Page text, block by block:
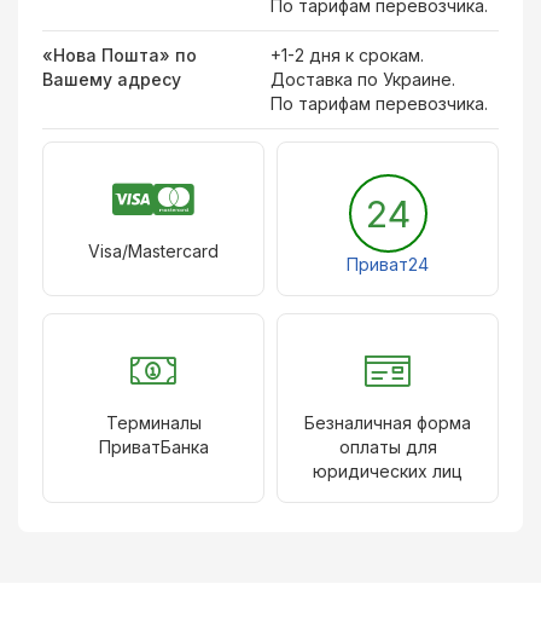
По тарифам перевозчика.
«Нова Пошта» по
Вашему адресу
+1-2 дня к срокам.
Доставка по Украине.
По тарифам перевозчика.
Visa/Mastercard
24
Приват24
Терминалы
ПриватБанка
Безналичная форма
оплаты для
юридических лиц